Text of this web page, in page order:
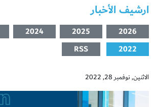
ارشيف الأخبار
2026
2025
2024
2022
RSS
الاثنين, نوفمبر 28, 2022